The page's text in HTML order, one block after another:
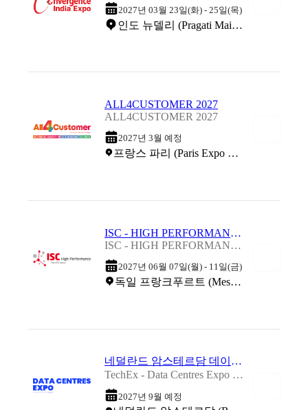
2027년 03월 23일(화) - 25일(목)
인도 뉴델리 (Pragati Maidan)
ALL4CUSTOMER 2027
ALL4CUSTOMER 2027
2027년 3월 예정
프랑스 파리 (Paris Expo Porte de Versailles)
ISC - HIGH PERFORMANCE 2027
ISC - HIGH PERFORMANCE 2027
2027년 06월 07일(월) - 11일(금)
독일 프랑크푸르트 (Messe Frankfurt)
네덜란드 암스테르담 데이터센터 박람회 2027
TechEx - Data Centres Expo 2027
2027년 9월 예정